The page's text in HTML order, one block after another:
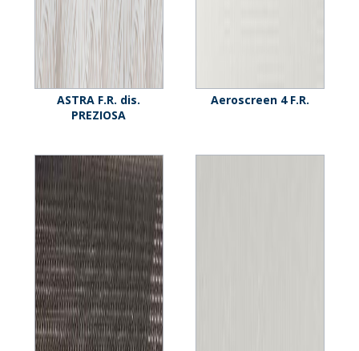
ASTRA F.R. dis.
PREZIOSA
Aeroscreen 4 F.R.